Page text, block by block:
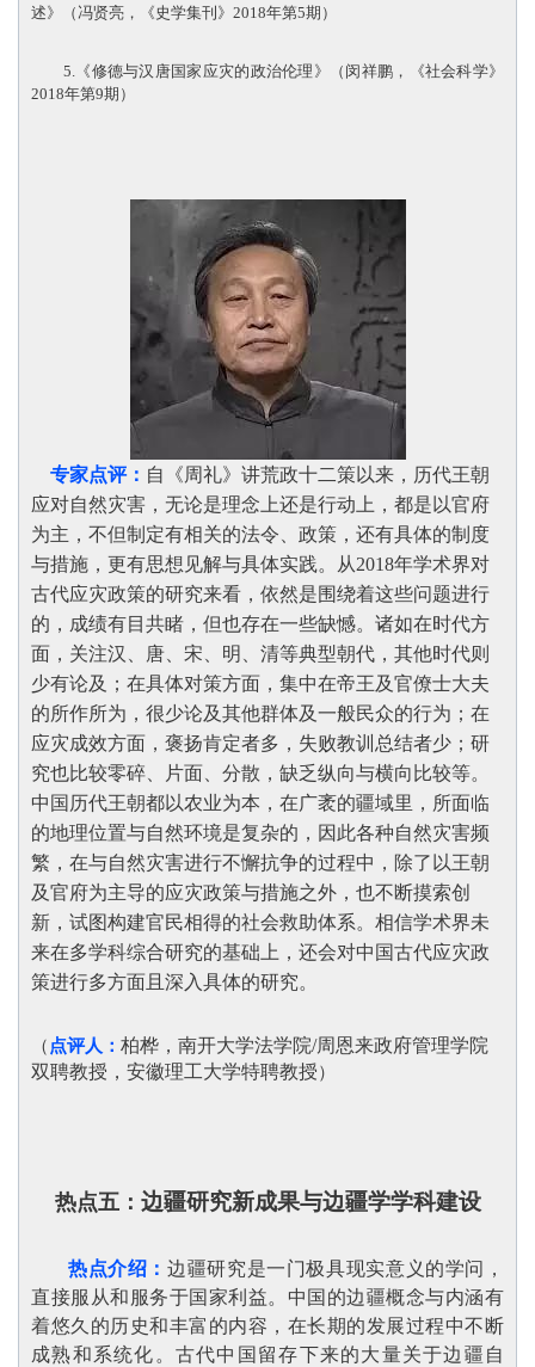
述》（冯贤亮，《史学集刊》2018年第5期）
5.《修德与汉唐国家应灾的政治伦理》（闵祥鹏，《社会科学》
2018年第9期）
专家点评： 自《周礼》讲荒政十二策以来，历代王朝
应对自然灾害，无论是理念上还是行动上，都是以官府
为主，不但制定有相关的法令、政策，还有具体的制度
与措施，更有思想见解与具体实践。从2018年学术界对
古代应灾政策的研究来看，依然是围绕着这些问题进行
的，成绩有目共睹，但也存在一些缺憾。诸如在时代方
面，关注汉、唐、宋、明、清等典型朝代，其他时代则
少有论及；在具体对策方面，集中在帝王及官僚士大夫
的所作所为，很少论及其他群体及一般民众的行为；在
应灾成效方面，褒扬肯定者多，失败教训总结者少；研
究也比较零碎、片面、分散，缺乏纵向与横向比较等。
中国历代王朝都以农业为本，在广袤的疆域里，所面临
的地理位置与自然环境是复杂的，因此各种自然灾害频
繁，在与自然灾害进行不懈抗争的过程中，除了以王朝
及官府为主导的应灾政策与措施之外，也不断摸索创
新，试图构建官民相得的社会救助体系。相信学术界未
来在多学科综合研究的基础上，还会对中国古代应灾政
策进行多方面且深入具体的研究。
（点评人： 柏桦，南开大学法学院/周恩来政府管理学院
双聘教授，安徽理工大学特聘教授）
热点五： 边疆研究新成果与边疆学学科建设
热点介绍：边疆研究是一门极具现实意义的学问，
直接服从和服务于国家利益。中国的边疆概念与内涵有
着悠久的历史和丰富的内容，在长期的发展过程中不断
成熟和系统化。古代中国留存下来的大量关于边疆自